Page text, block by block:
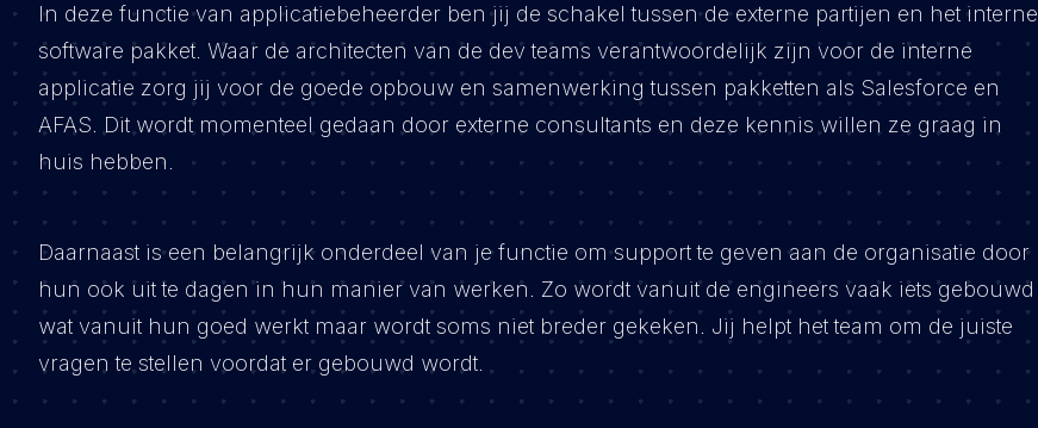
In deze functie van applicatiebeheerder ben jij de schakel tussen de externe partijen en het interne
software pakket. Waar de architecten van de dev teams verantwoordelijk zijn voor de interne
applicatie zorg jij voor de goede opbouw en samenwerking tussen pakketten als Salesforce en
AFAS. Dit wordt momenteel gedaan door externe consultants en deze kennis willen ze graag in
huis hebben.
Daarnaast is een belangrijk onderdeel van je functie om support te geven aan de organisatie door
hun ook uit te dagen in hun manier van werken. Zo wordt vanuit de engineers vaak iets gebouwd
wat vanuit hun goed werkt maar wordt soms niet breder gekeken. Jij helpt het team om de juiste
vragen te stellen voordat er gebouwd wordt.